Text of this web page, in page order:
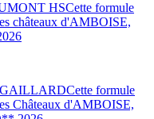
HSCette formule
châteaux d'AMBOISE,
Cette formule
Châteaux d'AMBOISE,